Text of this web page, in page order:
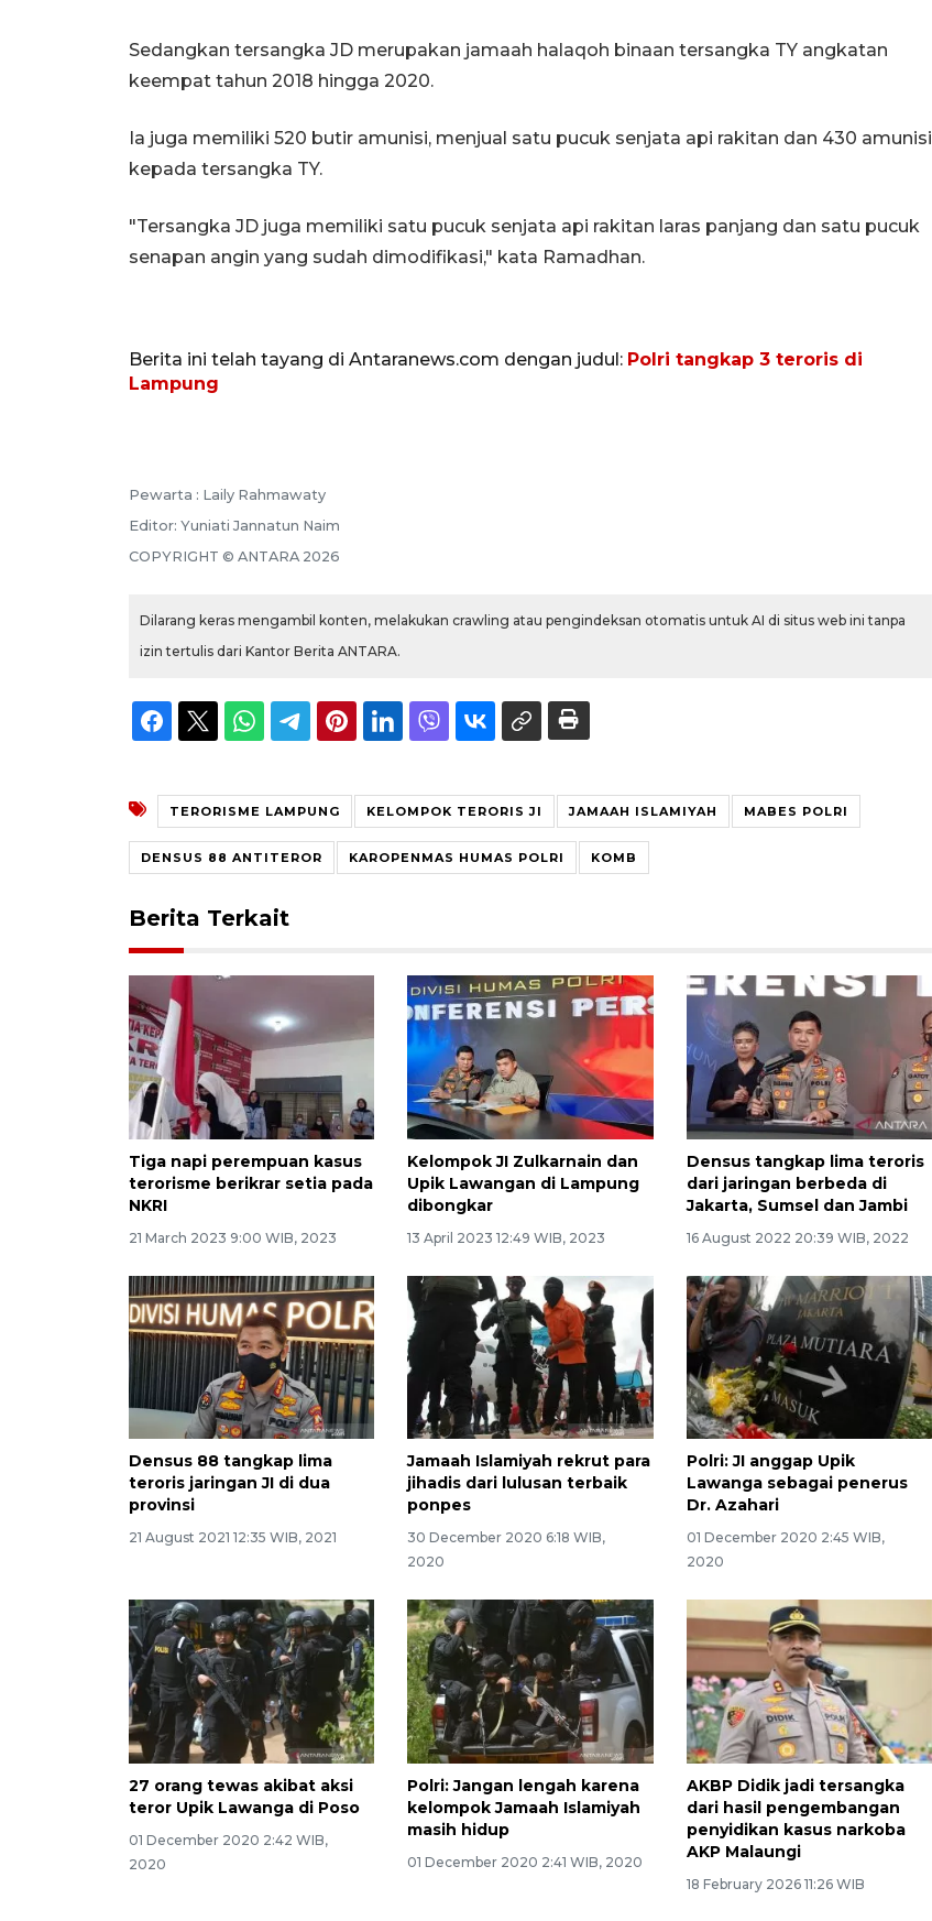
Sedangkan tersangka JD merupakan jamaah halaqoh binaan tersangka TY angkatan
keempat tahun 2018 hingga 2020.
Ia juga memiliki 520 butir amunisi, menjual satu pucuk senjata api rakitan dan 430 amunisi
kepada tersangka TY.
"Tersangka JD juga memiliki satu pucuk senjata api rakitan laras panjang dan satu pucuk
senapan angin yang sudah dimodifikasi," kata Ramadhan.
Berita ini telah tayang di Antaranews.com dengan judul: Polri tangkap 3 teroris di
Lampung
Pewarta : Laily Rahmawaty
Editor: Yuniati Jannatun Naim
COPYRIGHT © ANTARA 2026
Dilarang keras mengambil konten, melakukan crawling atau pengindeksan otomatis untuk AI di situs web ini tanpa
izin tertulis dari Kantor Berita ANTARA.
TERORISME LAMPUNG KELOMPOK TERORIS JI JAMAAH ISLAMIYAH MABES POLRI
DENSUS 88 ANTITEROR KAROPENMAS HUMAS POLRI KOMB
Berita Terkait
Tiga napi perempuan kasus
terorisme berikrar setia pada
NKRI
21 March 2023 9:00 WIB, 2023
Kelompok JI Zulkarnain dan
Upik Lawangan di Lampung
dibongkar
13 April 2023 12:49 WIB, 2023
Densus tangkap lima teroris
dari jaringan berbeda di
Jakarta, Sumsel dan Jambi
16 August 2022 20:39 WIB, 2022
Densus 88 tangkap lima
teroris jaringan JI di dua
provinsi
21 August 2021 12:35 WIB, 2021
Jamaah Islamiyah rekrut para
jihadis dari lulusan terbaik
ponpes
30 December 2020 6:18 WIB,
2020
Polri: JI anggap Upik
Lawanga sebagai penerus
Dr. Azahari
01 December 2020 2:45 WIB,
2020
27 orang tewas akibat aksi
teror Upik Lawanga di Poso
01 December 2020 2:42 WIB,
2020
Polri: Jangan lengah karena
kelompok Jamaah Islamiyah
masih hidup
01 December 2020 2:41 WIB, 2020
AKBP Didik jadi tersangka
dari hasil pengembangan
penyidikan kasus narkoba
AKP Malaungi
18 February 2026 11:26 WIB
gunakan mobil jenazah